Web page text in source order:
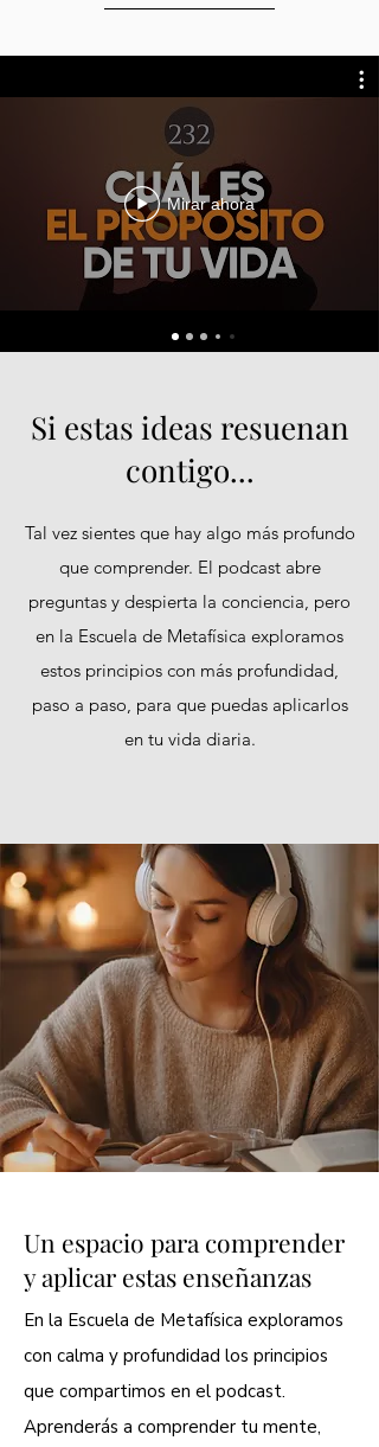
Mirar ahora
Si estas ideas resuenan
contigo...
Tal vez sientes que hay algo más profundo
que comprender. El podcast abre
preguntas y despierta la conciencia, pero
en la Escuela de Metafísica exploramos
estos principios con más profundidad,
paso a paso, para que puedas aplicarlos
en tu vida diaria.
Un espacio para comprender
y aplicar estas enseñanzas
En la Escuela de Metafísica exploramos
con calma y profundidad los principios
que compartimos en el podcast.
Aprenderás a comprender tu mente,